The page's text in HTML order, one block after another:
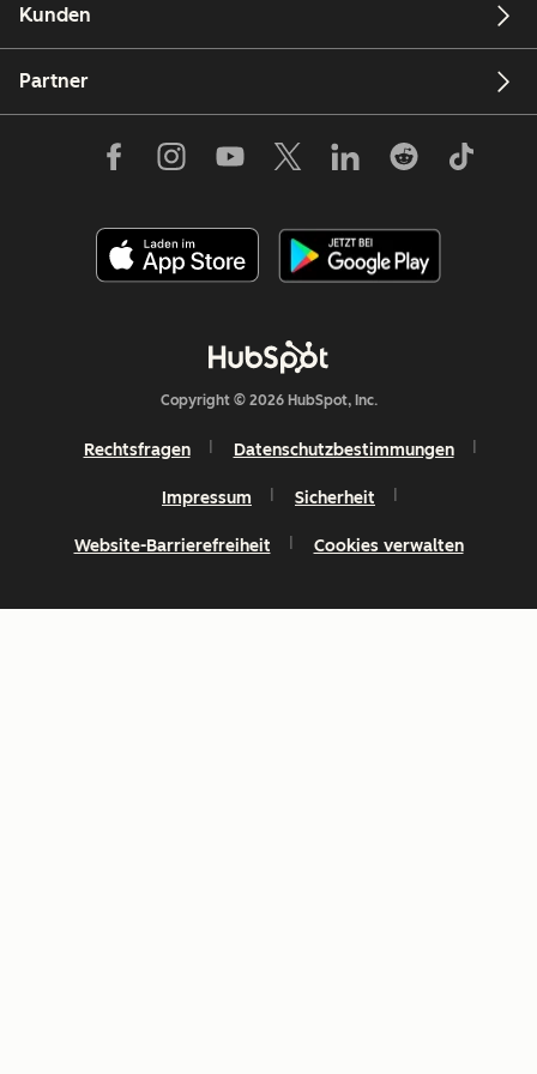
Kunden
Partner
Copyright © 2026 HubSpot, Inc.
Rechtsfragen Datenschutzbestimmungen
Impressum Sicherheit
Website-Barrierefreiheit Cookies verwalten